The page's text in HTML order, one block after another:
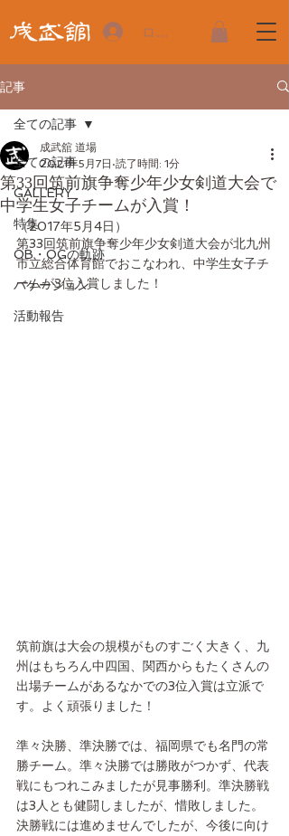
ログイン
記事
全ての記事
GALLERY
特集
OB・OGの軌跡
バケーション
活動報告
全ての記事
第33回筑前旗争奪少年少女剣道大会で
中学生女子チームが入賞！
成武舘 道場
2021年5月7日 読了時間: 1分
（2017年5月4日）
第33回筑前旗争奪少年少女剣道大会が北九州
市立総合体育館でおこなわれ、中学生女子チ
ームが3位入賞しました！
筑前旗は大会の規模がものすごく大きく、九
州はもちろん中四国、関西からもたくさんの
出場チームがあるなかでの3位入賞は立派で
す。よく頑張りました！
準々決勝、準決勝では、福岡県でも名門の常
勝チーム。準々決勝では勝敗がつかず、代表
戦にもつれこみましたが見事勝利。準決勝戦
は3人とも健闘しましたが、惜敗しました。
決勝戦には進めませんでしたが、今後に向け